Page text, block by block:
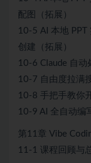
配图（拓展）
10-5 AI 本地 PPT
创建（拓展）
10-6 Claude 自
10-7 自由度拉满
10-8 手把手教你
10-9 AI 全自动编
第11章 Vibe
11-1 课程回顾与